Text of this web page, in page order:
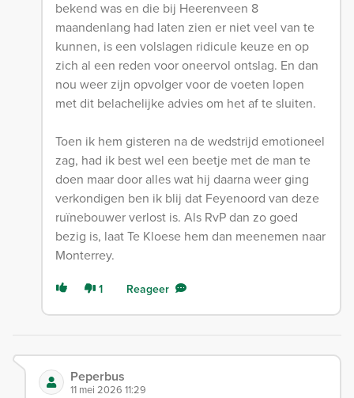
bekend was en die bij Heerenveen 8
maandenlang had laten zien er niet veel van te
kunnen, is een volslagen ridicule keuze en op
zich al een reden voor oneervol ontslag. En dan
nou weer zijn opvolger voor de voeten lopen
met dit belachelijke advies om het af te sluiten.
Toen ik hem gisteren na de wedstrijd emotioneel
zag, had ik best wel een beetje met de man te
doen maar door alles wat hij daarna weer ging
verkondigen ben ik blij dat Feyenoord van deze
ruïnebouwer verlost is. Als RvP dan zo goed
bezig is, laat Te Kloese hem dan meenemen naar
Monterrey.
1 Reageer
Peperbus
11 mei 2026 11:29